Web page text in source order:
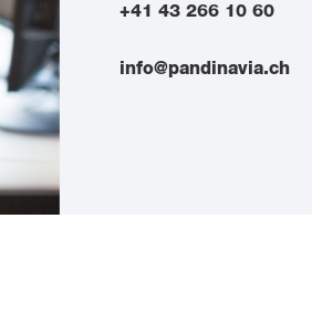
+41 43 266 10 60
info@pandinavia.ch